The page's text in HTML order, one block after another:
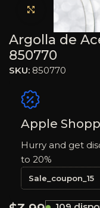
Haga clic
Argolla de
850770
SKU: 850770
Apple
Hurry and get
to 20%
Sale_coupon_15